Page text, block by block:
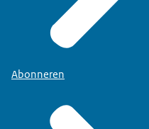
Abonneren